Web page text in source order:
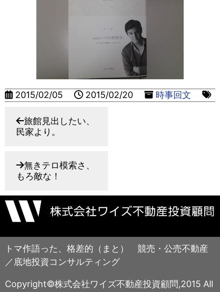
2015/02/05 2015/02/20 時事回文
旅館見出したい、
民家より。
無きテロ模索さ、
もろ敵な！
トマ作語った、格差的（まと） 競売・公売不動産
／底地投資コンサルティング
Copyright©株式会社ワイズ不動産投資顧問,2015 All